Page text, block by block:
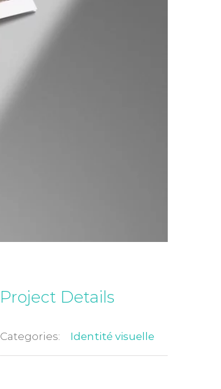
Project Details
Categories: Identité visuelle